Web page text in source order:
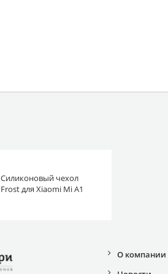
Силиконовый чехол
Frost для Xiaomi Mi A1
О компании